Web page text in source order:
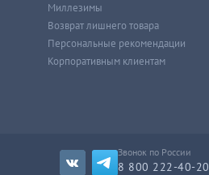
Миллезимы
Возврат лишнего товара
Персональные рекомендации
Корпоративным клиентам
Звонок по России
8 800 222-40-20